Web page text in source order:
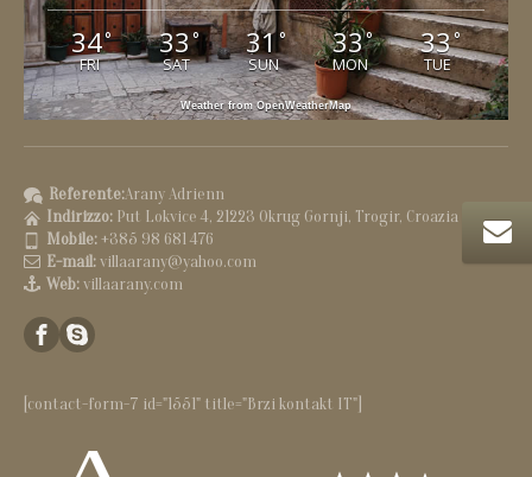
34°
FRI
33°
SAT
31°
SUN
33°
MON
33°
TUE
Weather from OpenWeatherMap
Referente:Arany Adrienn
Indirizzo: Put Lokvice 4, 21223 Okrug Gornji, Trogir, Croazia
Mobile:+385 98 681 476
E-mail:villaarany@yahoo.com
Web:villaarany.com
[contact-form-7 id="1551" title="Brzi kontakt IT"]